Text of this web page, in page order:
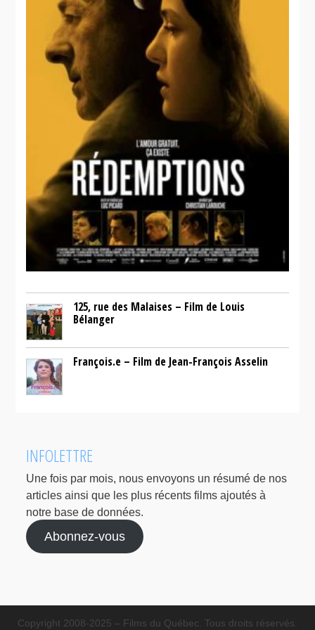
125, rue des Malaises – Film de Louis
Bélanger
François.e – Film de Jean-François Asselin
INFOLETTRE
Une fois par mois, nous envoyons un résumé de nos
articles ainsi que les plus récents films ajoutés à
notre base de données.
Abonnez-vous
Copyright 2008-2025 – Films du Québec. Tous droits réservés.